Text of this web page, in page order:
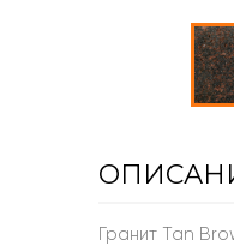
Гранит Tan